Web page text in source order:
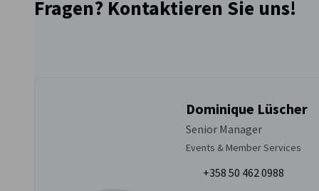
Fragen? Kontaktieren Sie uns!
Dominique Lüscher
Senior Manager
Events & Member Services
+358 50 462 0988